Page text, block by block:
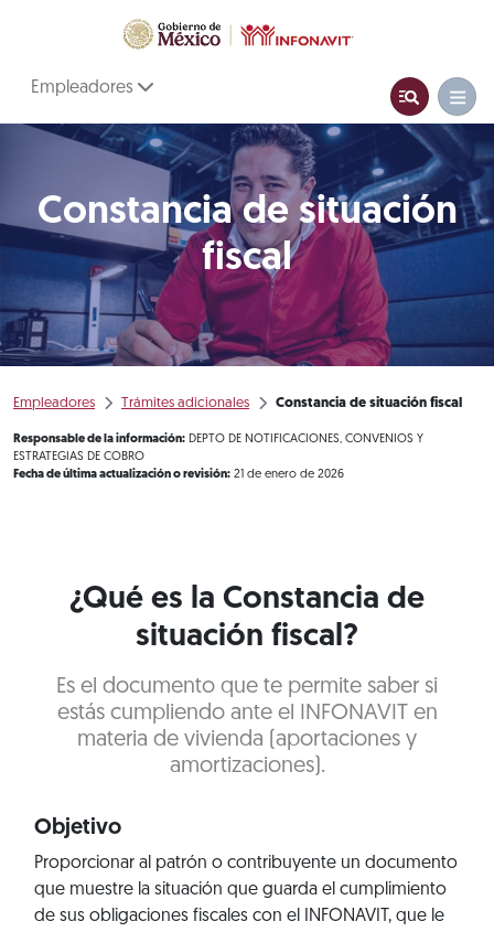
Empleadores
Constancia de situación
fiscal
Empleadores Trámites adicionales Constancia de situación fiscal
Responsable de la información: DEPTO DE NOTIFICACIONES, CONVENIOS Y
ESTRATEGIAS DE COBRO
Fecha de última actualización o revisión: 21 de enero de 2026
¿Qué es la Constancia de
situación fiscal?
Es el documento que te permite saber si
estás cumpliendo ante el INFONAVIT en
materia de vivienda (aportaciones y
amortizaciones).
Objetivo
Proporcionar al patrón o contribuyente un documento
que muestre la situación que guarda el cumplimiento
de sus obligaciones fiscales con el INFONAVIT, que le